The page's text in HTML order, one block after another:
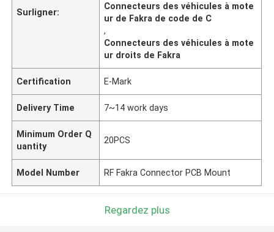
Surligner:
Connecteurs des véhicules à mote
ur de Fakra de code de C
,
Connecteurs des véhicules à mote
ur droits de Fakra
Certification E-Mark
Delivery Time 7~14 work days
Minimum Order Q
uantity
20PCS
Model Number RF Fakra Connector PCB Mount
Regardez plus